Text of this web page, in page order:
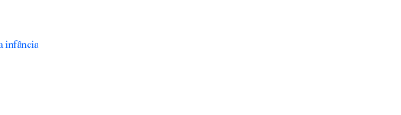
infância